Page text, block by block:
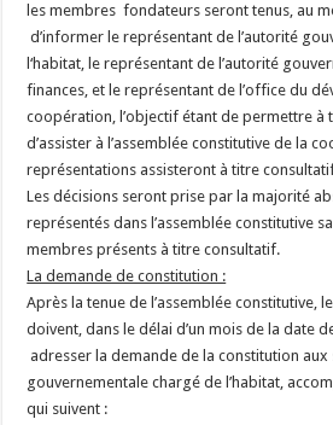
les membres fondateurs seront tenus, au
d’informer le représentant de l’autorité
l‘habitat, le représentant de l’autorité
finances, et le représentant de l’office du
coopération, l’objectif étant de permettre à
d’assister à l’assemblée constitutive de la
représentations assisteront à titre
Les décisions seront prise par la majorité
représentés dans l’assemblée constitutive
membres présents à titre consultatif.
La demande de constitution :
Après la tenue de l’assemblée constitutive,
doivent, dans le délai d’un mois de la date
adresser la demande de la constitution aux
gouvernementale chargé de l’habitat,
qui suivent :